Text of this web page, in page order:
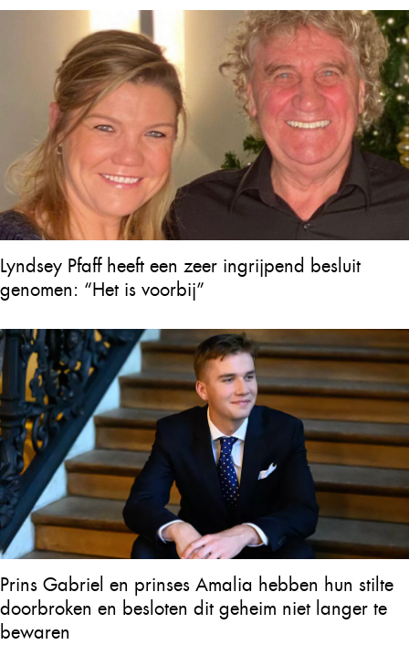
Lyndsey Pfaff heeft een zeer ingrijpend besluit
genomen: “Het is voorbij”
Prins Gabriel en prinses Amalia hebben hun stilte
doorbroken en besloten dit geheim niet langer te
bewaren